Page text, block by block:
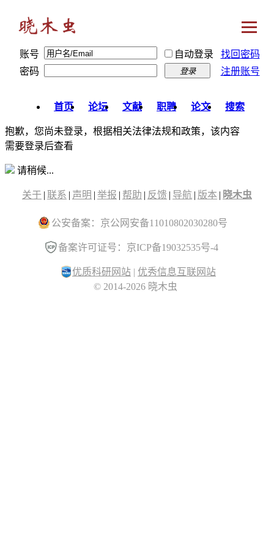
账号 自动登录
找回密码
密码
登录 注册账号
首页 论坛 文献 职聘 论文 搜索
抱歉，您尚未登录，根据相关法律法规和政策，该内容
需要登录后查看
请稍候...
关于 | 联系 | 声明 | 举报 | 帮助 | 反馈 | 导航 | 版本 | 晓木虫
公安备案：京公网安备11010802030280号
备案许可证号：京ICP备19032535号-4
优质科研网站 | 优秀信息互联网站
© 2014-2026 晓木虫